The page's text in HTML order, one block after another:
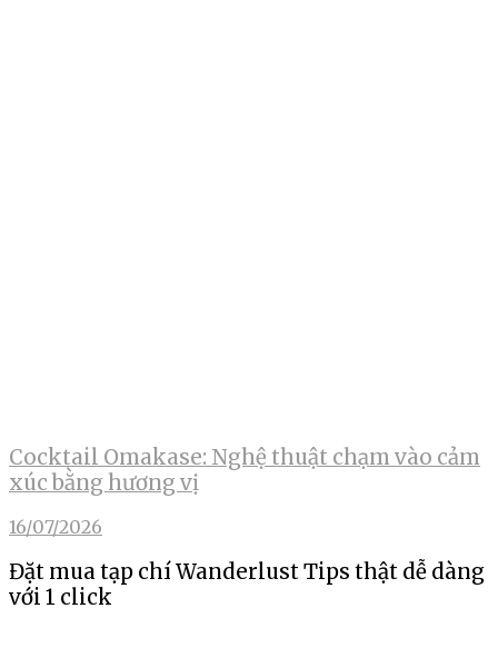
Cocktail Omakase: Nghệ thuật chạm vào cảm
xúc bằng hương vị
16/07/2026
Đặt mua tạp chí Wanderlust Tips thật dễ dàng
với 1 click